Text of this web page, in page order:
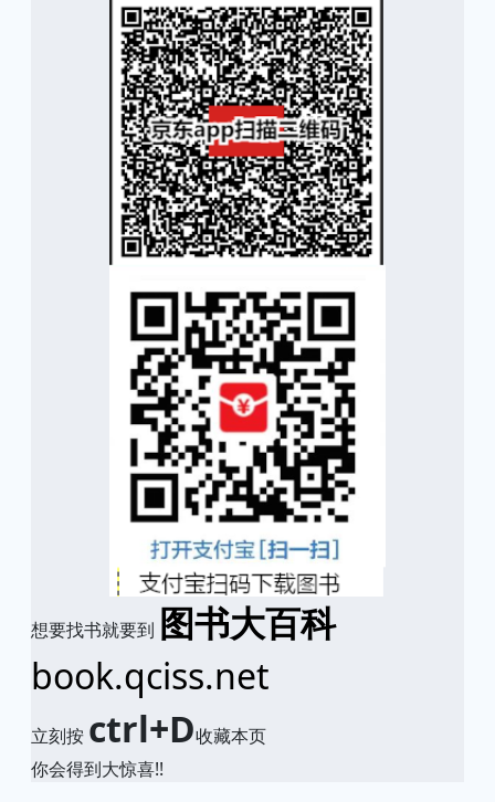
想要找书就要到 图书大百科
book.qciss.net
立刻按 ctrl+D收藏本页
你会得到大惊喜!!